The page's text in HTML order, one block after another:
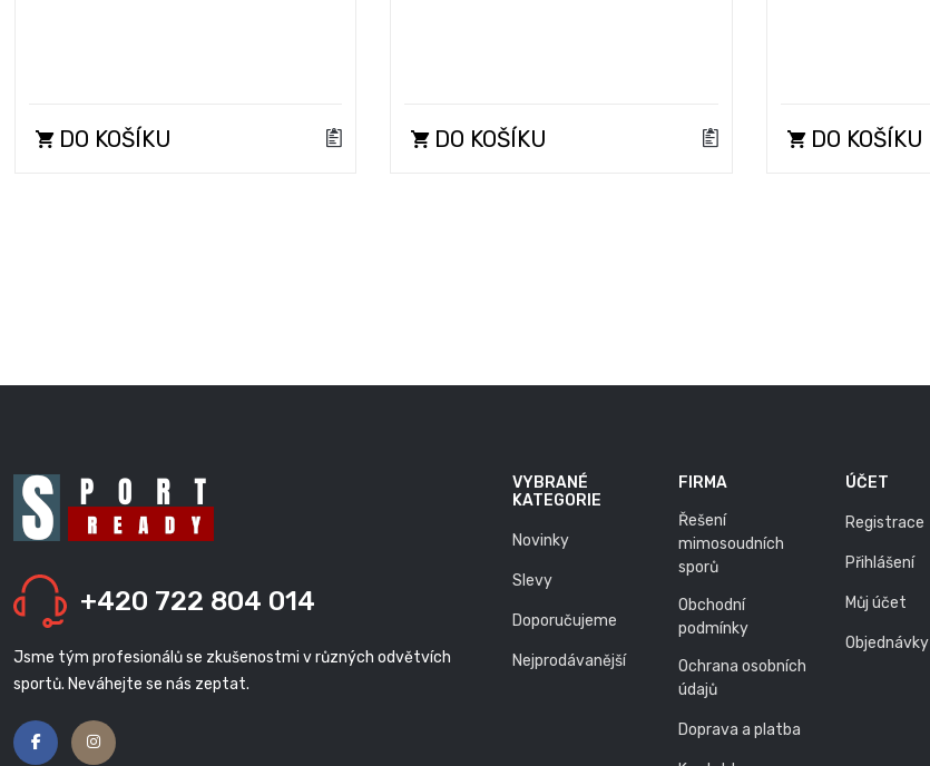
DO KOŠÍKU DO KOŠÍKU DO KOŠÍKU
+420 722 804 014
Jsme tým profesionálů se zkušenostmi v různých odvětvích
sportů. Neváhejte se nás zeptat.
VYBRANÉ
KATEGORIE
Novinky
Slevy
Doporučujeme
Nejprodávanější
FIRMA
Řešení
mimosoudních
sporů
Obchodní
podmínky
Ochrana osobních
údajů
Doprava a platba
ÚČET
Registrace
Přihlášení
Můj účet
Objednávky